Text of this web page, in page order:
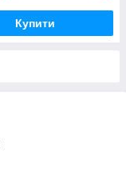
Купити